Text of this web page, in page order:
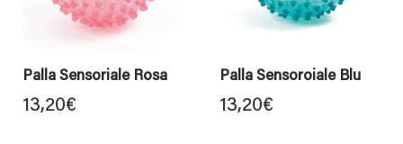
Palla Sensoriale Rosa
13,20€
Palla Sensoroiale Blu
13,20€